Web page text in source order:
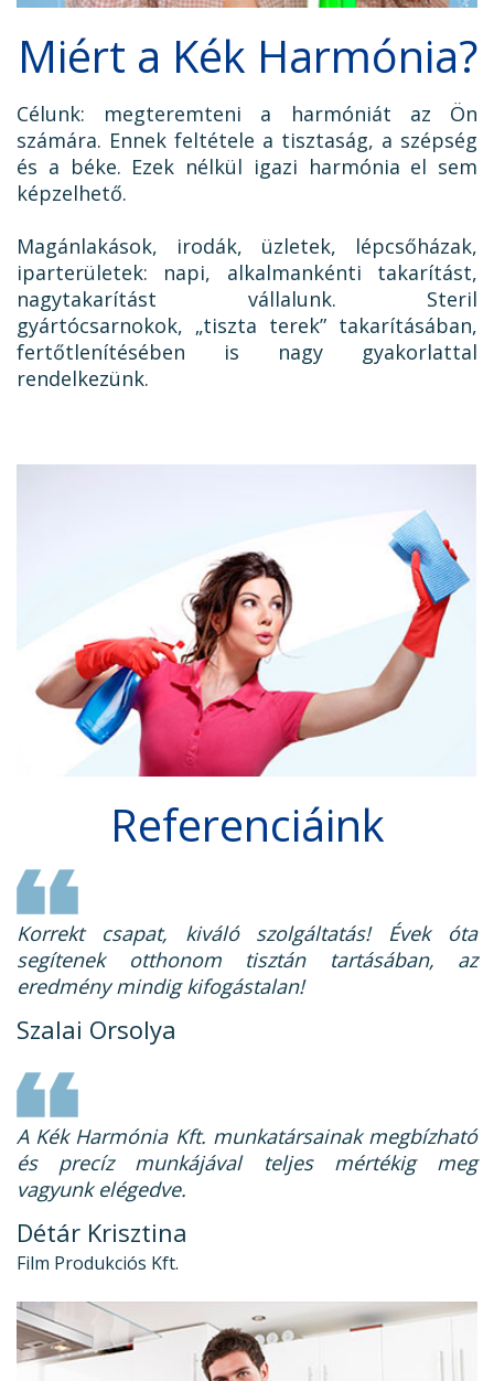
Miért a Kék Harmónia?
Célunk: megteremteni a harmóniát az Ön
számára. Ennek feltétele a tisztaság, a szépség
és a béke. Ezek nélkül igazi harmónia el sem
képzelhető.
Magánlakások, irodák, üzletek, lépcsőházak,
iparterületek: napi, alkalmankénti takarítást,
nagytakarítást vállalunk. Steril
gyártócsarnokok, „tiszta terek” takarításában,
fertőtlenítésében is nagy gyakorlattal
rendelkezünk.
Referenciáink
Korrekt csapat, kiváló szolgáltatás! Évek óta
segítenek otthonom tisztán tartásában, az
eredmény mindig kifogástalan!
Szalai Orsolya
A Kék Harmónia Kft. munkatársainak megbízható
és precíz munkájával teljes mértékig meg
vagyunk elégedve.
Détár Krisztina
Film Produkciós Kft.